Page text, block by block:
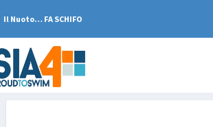
Il Nuoto… FA SCHIFO